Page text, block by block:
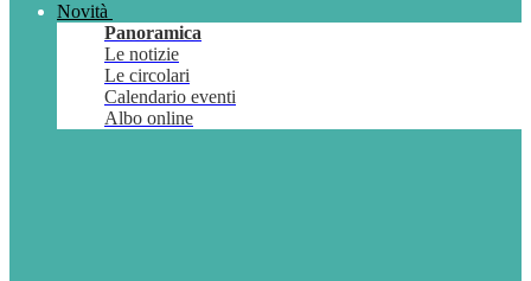
Novità
Panoramica
Le notizie
Le circolari
Calendario eventi
Albo online